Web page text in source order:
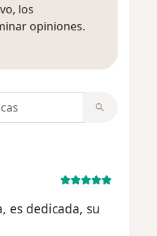
los
opiniones.
es dedicada, su